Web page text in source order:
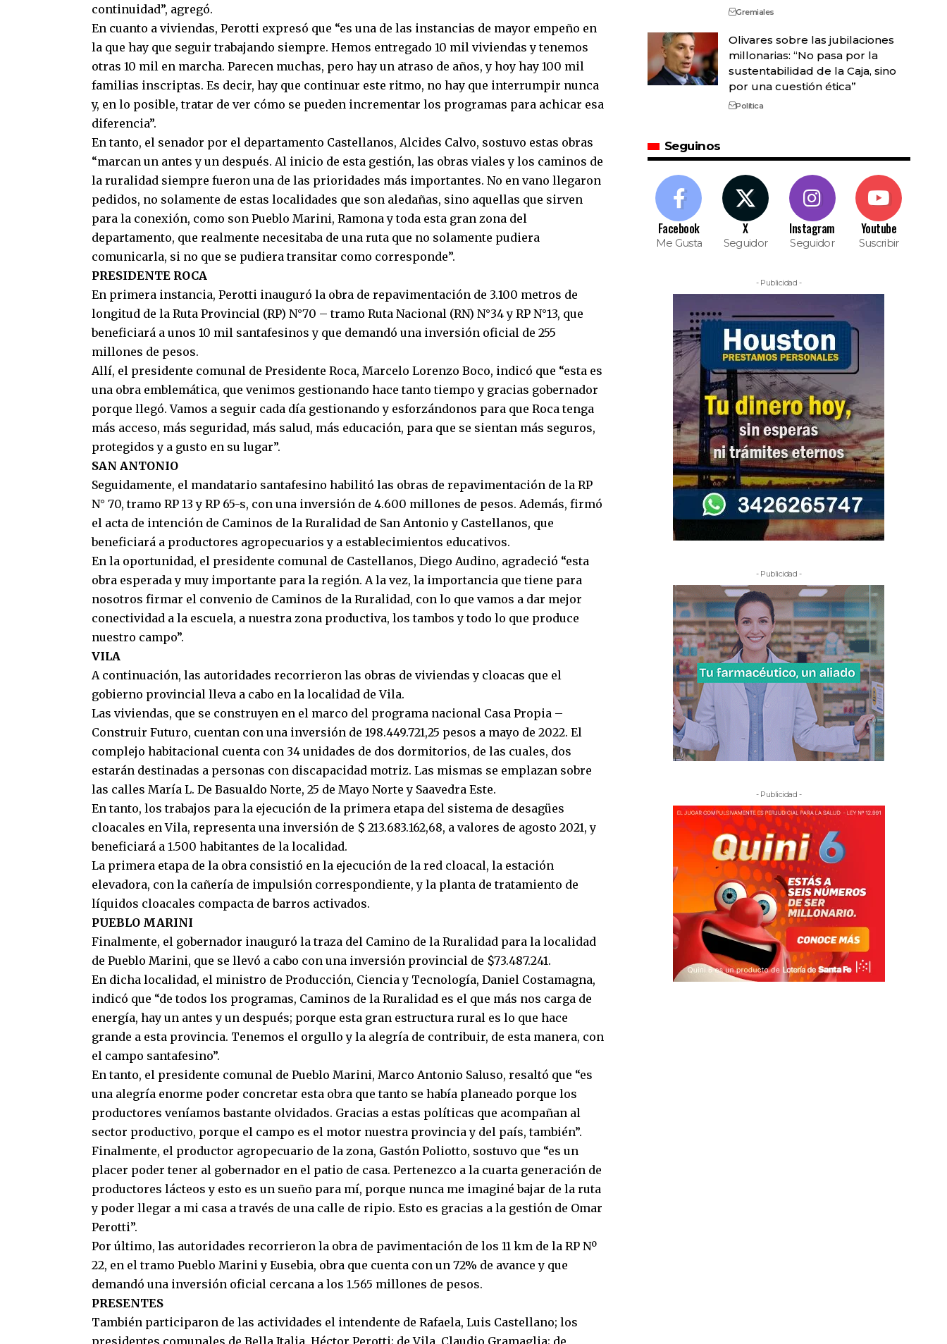
continuidad”, agregó.
En cuanto a viviendas, Perotti expresó que “es una de las instancias de mayor empeño en
la que hay que seguir trabajando siempre. Hemos entregado 10 mil viviendas y tenemos
otras 10 mil en marcha. Parecen muchas, pero hay un atraso de años, y hoy hay 100 mil
familias inscriptas. Es decir, hay que continuar este ritmo, no hay que interrumpir nunca
y, en lo posible, tratar de ver cómo se pueden incrementar los programas para achicar esa
diferencia”.
En tanto, el senador por el departamento Castellanos, Alcides Calvo, sostuvo estas obras
“marcan un antes y un después. Al inicio de esta gestión, las obras viales y los caminos de
la ruralidad siempre fueron una de las prioridades más importantes. No en vano llegaron
pedidos, no solamente de estas localidades que son aledañas, sino aquellas que sirven
para la conexión, como son Pueblo Marini, Ramona y toda esta gran zona del
departamento, que realmente necesitaba de una ruta que no solamente pudiera
comunicarla, si no que se pudiera transitar como corresponde”.
PRESIDENTE ROCA
En primera instancia, Perotti inauguró la obra de repavimentación de 3.100 metros de
longitud de la Ruta Provincial (RP) N°70 – tramo Ruta Nacional (RN) N°34 y RP N°13, que
beneficiará a unos 10 mil santafesinos y que demandó una inversión oficial de 255
millones de pesos.
Allí, el presidente comunal de Presidente Roca, Marcelo Lorenzo Boco, indicó que “esta es
una obra emblemática, que venimos gestionando hace tanto tiempo y gracias gobernador
porque llegó. Vamos a seguir cada día gestionando y esforzándonos para que Roca tenga
más acceso, más seguridad, más salud, más educación, para que se sientan más seguros,
protegidos y a gusto en su lugar”.
SAN ANTONIO
Seguidamente, el mandatario santafesino habilitó las obras de repavimentación de la RP
N° 70, tramo RP 13 y RP 65-s, con una inversión de 4.600 millones de pesos. Además, firmó
el acta de intención de Caminos de la Ruralidad de San Antonio y Castellanos, que
beneficiará a productores agropecuarios y a establecimientos educativos.
En la oportunidad, el presidente comunal de Castellanos, Diego Audino, agradeció “esta
obra esperada y muy importante para la región. A la vez, la importancia que tiene para
nosotros firmar el convenio de Caminos de la Ruralidad, con lo que vamos a dar mejor
conectividad a la escuela, a nuestra zona productiva, los tambos y todo lo que produce
nuestro campo”.
VILA
A continuación, las autoridades recorrieron las obras de viviendas y cloacas que el
gobierno provincial lleva a cabo en la localidad de Vila.
Las viviendas, que se construyen en el marco del programa nacional Casa Propia –
Construir Futuro, cuentan con una inversión de 198.449.721,25 pesos a mayo de 2022. El
complejo habitacional cuenta con 34 unidades de dos dormitorios, de las cuales, dos
estarán destinadas a personas con discapacidad motriz. Las mismas se emplazan sobre
las calles María L. De Basualdo Norte, 25 de Mayo Norte y Saavedra Este.
En tanto, los trabajos para la ejecución de la primera etapa del sistema de desagües
cloacales en Vila, representa una inversión de $ 213.683.162,68, a valores de agosto 2021, y
beneficiará a 1.500 habitantes de la localidad.
La primera etapa de la obra consistió en la ejecución de la red cloacal, la estación
elevadora, con la cañería de impulsión correspondiente, y la planta de tratamiento de
líquidos cloacales compacta de barros activados.
PUEBLO MARINI
Finalmente, el gobernador inauguró la traza del Camino de la Ruralidad para la localidad
de Pueblo Marini, que se llevó a cabo con una inversión provincial de $73.487.241.
En dicha localidad, el ministro de Producción, Ciencia y Tecnología, Daniel Costamagna,
indicó que “de todos los programas, Caminos de la Ruralidad es el que más nos carga de
energía, hay un antes y un después; porque esta gran estructura rural es lo que hace
grande a esta provincia. Tenemos el orgullo y la alegría de contribuir, de esta manera, con
el campo santafesino”.
En tanto, el presidente comunal de Pueblo Marini, Marco Antonio Saluso, resaltó que “es
una alegría enorme poder concretar esta obra que tanto se había planeado porque los
productores veníamos bastante olvidados. Gracias a estas políticas que acompañan al
sector productivo, porque el campo es el motor nuestra provincia y del país, también”.
Finalmente, el productor agropecuario de la zona, Gastón Poliotto, sostuvo que “es un
placer poder tener al gobernador en el patio de casa. Pertenezco a la cuarta generación de
productores lácteos y esto es un sueño para mí, porque nunca me imaginé bajar de la ruta
y poder llegar a mi casa a través de una calle de ripio. Esto es gracias a la gestión de Omar
Perotti”.
Por último, las autoridades recorrieron la obra de pavimentación de los 11 km de la RP Nº
22, en el tramo Pueblo Marini y Eusebia, obra que cuenta con un 72% de avance y que
demandó una inversión oficial cercana a los 1.565 millones de pesos.
PRESENTES
También participaron de las actividades el intendente de Rafaela, Luis Castellano; los
presidentes comunales de Bella Italia, Héctor Perotti; de Vila, Claudio Gramaglia; de
Gremiales
Olivares sobre las jubilaciones
millonarias: “No pasa por la
sustentabilidad de la Caja, sino
por una cuestión ética”
Política
Seguinos
Facebook
Me Gusta
X
Seguidor
Instagram
Seguidor
Youtube
Suscribir
- Publicidad -
- Publicidad -
- Publicidad -